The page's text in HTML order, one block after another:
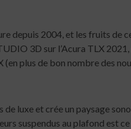
depuis 2004, et les fruits de
3D sur l’Acura TLX
plus de bon nombre des
luxe et crée un paysage
suspendus au plafond est